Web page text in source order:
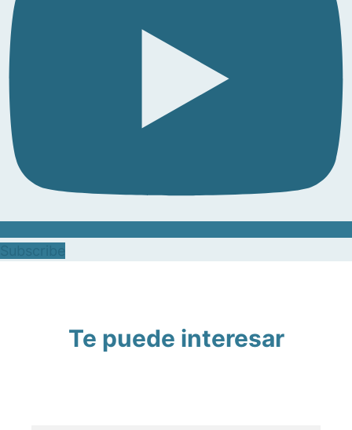
Te puede interesar